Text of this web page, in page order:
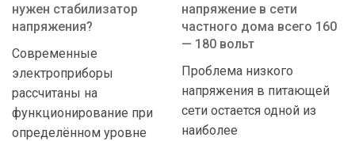
нужен стабилизатор
напряжения?
Cовременные
электроприборы
рассчитаны на
функционирование при
определённом уровне
напряжение в сети
частного дома всего 160
— 180 вольт
Проблема низкого
напряжения в питающей
сети остается одной из
наиболее